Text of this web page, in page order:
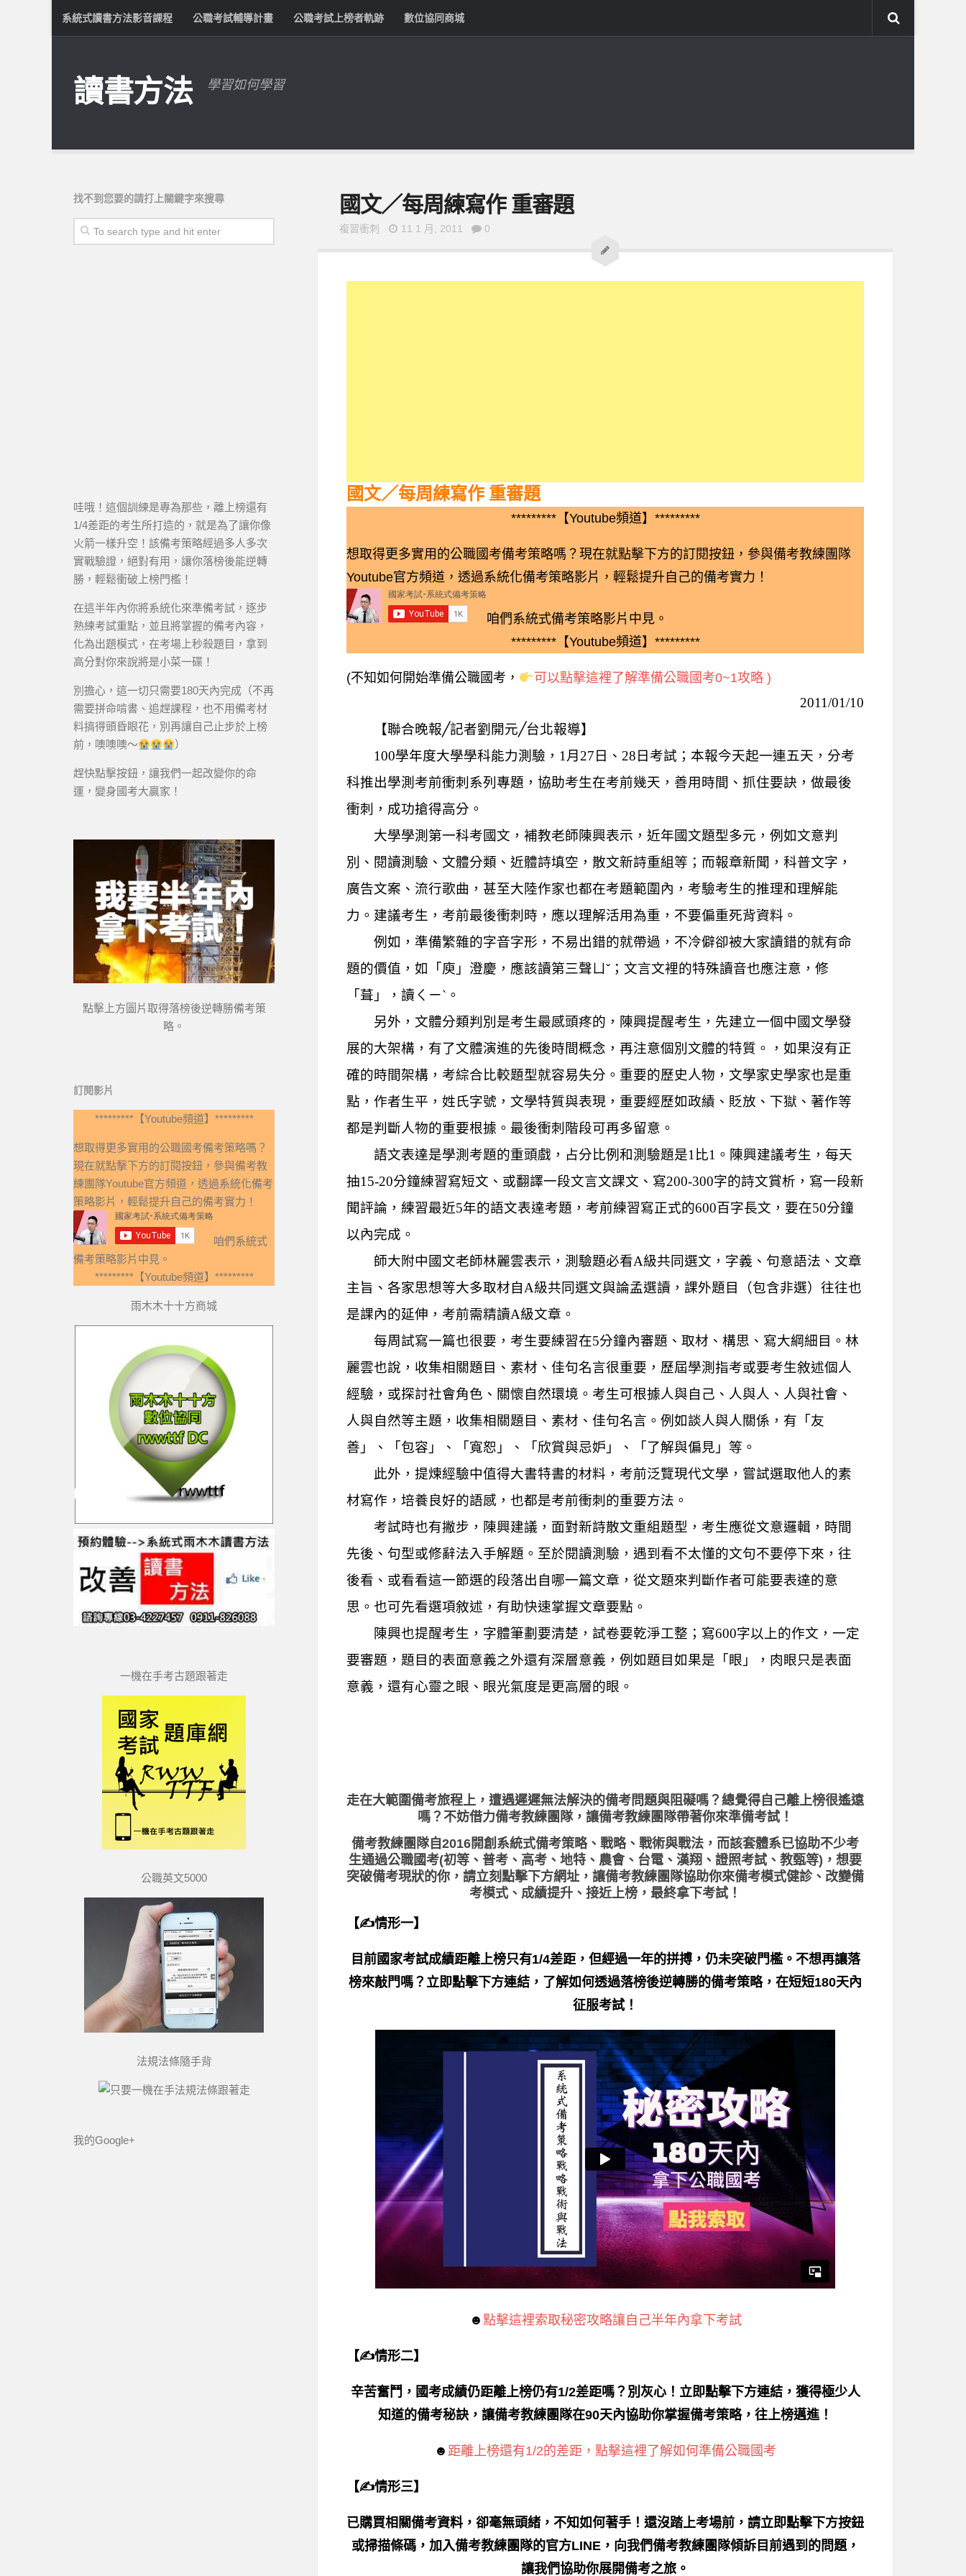
系統式讀書方法影音課程 公職考試輔導計畫 公職考試上榜者軌跡 數位協同商城
讀書方法 學習如何學習
國文／每周練寫作 重審題
複習衝刺 11 1 月, 2011 0
國文／每周練寫作 重審題
*********【Youtube頻道】*********
想取得更多實用的公職國考備考策略嗎？現在就點擊下方的訂閱按鈕，參與備考教練團隊
Youtube官方頻道，透過系統化備考策略影片，輕鬆提升自己的備考實力！
咱們系統式備考策略影片中見。
*********【Youtube頻道】*********
(不知如何開始準備公職國考， 可以點擊這裡了解準備公職國考0~1攻略 )
2011/01/10
【聯合晚報╱記者劉開元╱台北報導】
100學年度大學學科能力測驗，1月27日、28日考試；本報今天起一連五天，分考
科推出學測考前衝刺系列專題，協助考生在考前幾天，善用時間、抓住要訣，做最後
衝刺，成功搶得高分。
大學學測第一科考國文，補教老師陳興表示，近年國文題型多元，例如文意判
別、閱讀測驗、文體分類、近體詩填空，散文新詩重組等；而報章新聞，科普文字，
廣告文案、流行歌曲，甚至大陸作家也都在考題範圍內，考驗考生的推理和理解能
力。建議考生，考前最後衝刺時，應以理解活用為重，不要偏重死背資料。
例如，準備繁雜的字音字形，不易出錯的就帶過，不冷僻卻被大家讀錯的就有命
題的價值，如「庾」澄慶，應該讀第三聲ㄩˇ；文言文裡的特殊讀音也應注意，修
「葺」，讀ㄑㄧˋ 。
另外，文體分類判別是考生最感頭疼的，陳興提醒考生，先建立一個中國文學發
展的大架構，有了文體演進的先後時間概念，再注意個別文體的特質。，如果沒有正
確的時間架構，考綜合比較題型就容易失分。重要的歷史人物，文學家史學家也是重
點，作者生平，姓氏字號，文學特質與表現，重要經歷如政績、貶放、下獄、著作等
都是判斷人物的重要根據。最後衝刺階段可再多留意。
語文表達是學測考題的重頭戲，占分比例和測驗題是1比1。陳興建議考生，每天
抽15-20分鐘練習寫短文、或翻譯一段文言文課文、寫200-300字的詩文賞析，寫一段新
聞評論，練習最近5年的語文表達考題，考前練習寫正式的600百字長文，要在50分鐘
以內完成。
師大附中國文老師林麗雲表示，測驗題必看A級共同選文，字義、句意語法、文章
主旨、各家思想等大多取材自A級共同選文與論孟選讀，課外題目（包含非選）往往也
是課內的延伸，考前需精讀A級文章。
每周試寫一篇也很要，考生要練習在5分鐘內審題、取材、構思、寫大綱細目。林
麗雲也說，收集相關題目、素材、佳句名言很重要，歷屆學測指考或要考生敘述個人
經驗，或探討社會角色、關懷自然環境。考生可根據人與自己、人與人、人與社會、
人與自然等主題，收集相關題目、素材、佳句名言。例如談人與人關係，有「友
善」、「包容」、「寬恕」、「欣賞與忌妒」、「了解與偏見」等。
此外，提煉經驗中值得大書特書的材料，考前泛覽現代文學，嘗試選取他人的素
材寫作，培養良好的語感，也都是考前衝刺的重要方法。
考試時也有撇步，陳興建議，面對新詩散文重組題型，考生應從文意邏輯，時間
先後、句型或修辭法入手解題。至於閱讀測驗，遇到看不太懂的文句不要停下來，往
後看、或看看這一節選的段落出自哪一篇文章，從文題來判斷作者可能要表達的意
思。也可先看選項敘述，有助快速掌握文章要點。
陳興也提醒考生，字體筆劃要清楚，試卷要乾淨工整；寫600字以上的作文，一定
要審題，題目的表面意義之外還有深層意義，例如題目如果是「眼」，肉眼只是表面
意義，還有心靈之眼、眼光氣度是更高層的眼。
走在大範圍備考旅程上， 遭遇遲遲無法解決的備考問題與阻礙嗎？總覺得自己離上榜很遙遠
嗎？不妨借力備考教練團隊，讓備考教練團隊帶著你來準備考試！
備考教練團隊自2016開創系統式備考策略、戰略、戰術與戰法，而該套體系已協助不少考
生通過公職國考(初等、普考、高考、地特、農會、台電、漢翔、證照考試、教甄等)，想要
突破備考現狀的你，請立刻點擊下方網址，讓備考教練團隊協助你來備考模式健診、改變備
考模式、成績提升、接近上榜，最終拿下考試！
【✍情形一】
目前國家考試成績距離上榜只有1/4差距，但經過一年的拼搏，仍未突破門檻。不想再讓落
榜來敲門嗎？立即點擊下方連結，了解如何透過落榜後逆轉勝的備考策略，在短短180天內
征服考試！
☻ 點擊這裡索取秘密攻略讓自己半年內拿下考試
【✍情形二】
辛苦奮鬥，國考成績仍距離上榜仍有1/2差距嗎？別灰心！立即點擊下方連結，獲得極少人
知道的備考秘訣，讓備考教練團隊在90天內協助你掌握備考策略，往上榜邁進！
☻ 距離上榜還有1/2的差距，點擊這裡了解如何準備公職國考
【✍情形三】
已購買相關備考資料，卻毫無頭緒，不知如何著手！還沒踏上考場前，請立即點擊下方按鈕
或掃描條碼，加入備考教練團隊的官方LINE，向我們備考教練團隊傾訴目前遇到的問題，
讓我們協助你展開備考之旅。
找不到您要的請打上關鍵字來搜尋
哇哦！這個訓練是專為那些，離上榜還有
1/4差距的考生所打造的，就是為了讓你像
火箭一樣升空！該備考策略經過多人多次
實戰驗證，絕對有用，讓你落榜後能逆轉
勝，輕鬆衝破上榜門檻！
在這半年內你將系統化來準備考試，逐步
熟練考試重點，並且將掌握的備考內容，
化為出題模式，在考場上秒殺題目，拿到
高分對你來說將是小菜一碟！
別擔心，這一切只需要180天內完成（不再
需要拼命啃書、追趕課程，也不用備考材
料搞得頭昏眼花，別再讓自己止步於上榜
前，噢噢噢～
）
趕快點擊按鈕，讓我們一起改變你的命
運，變身國考大贏家！
點擊上方圖片取得落榜後逆轉勝備考策
略。
訂閱影片
*********【Youtube頻道】*********
想取得更多實用的公職國考備考策略嗎？
現在就點擊下方的訂閱按鈕，參與備考教
練團隊Youtube官方頻道，透過系統化備考
策略影片，輕鬆提升自己的備考實力！
咱們系統式
備考策略影片中見。
*********【Youtube頻道】*********
雨木木十十方商城
一機在手考古題跟著走
公職英文5000
法規法條隨手背
我的Google+